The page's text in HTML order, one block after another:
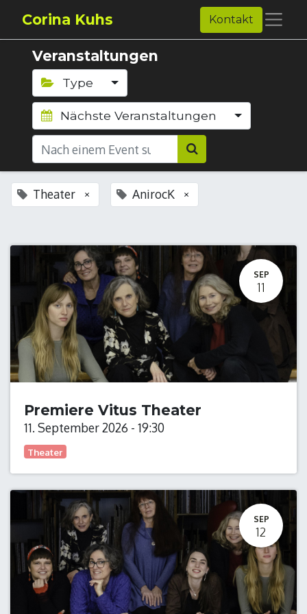
Corina Kuhs Kontakt
Veranstaltungen
Type
Nächste Veranstaltungen
Theater × AnirocK ×
SEP
11
Premiere Vitus Theater
11. September 2026 - 19:30
Theater
SEP
12